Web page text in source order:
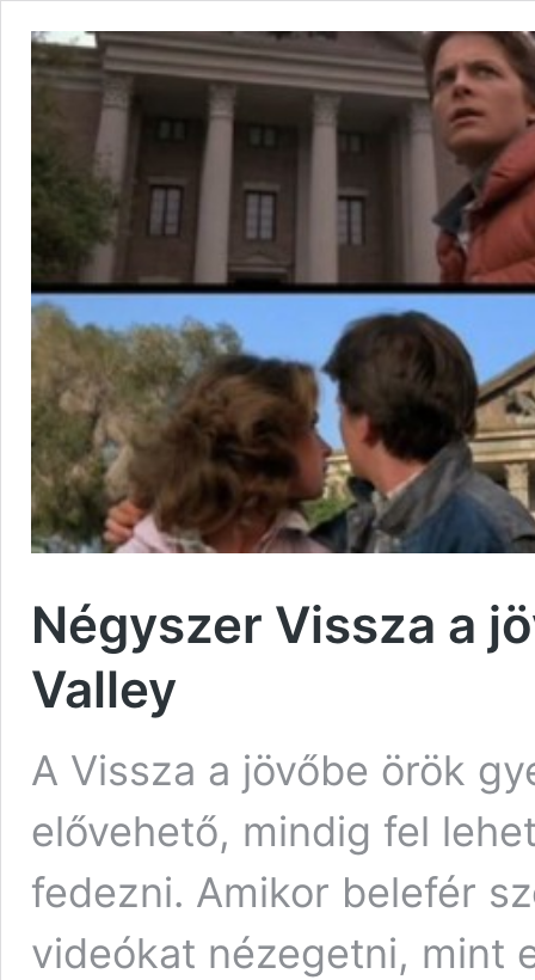
Négyszer Vissza a
Valley
A Vissza a jövőbe örök
elővehető, mindig fel
fedezni. Amikor belefér
videókat nézegetni, mint